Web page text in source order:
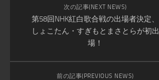
次の記事(NEXT NEWS)
第58回NHK紅白歌合戦の出場者決定、
しょこたん・すぎもとまさとらが初出
場！
前の記事(PREVIOUS NEWS)